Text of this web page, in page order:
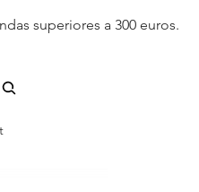
superiores a 300 euros.